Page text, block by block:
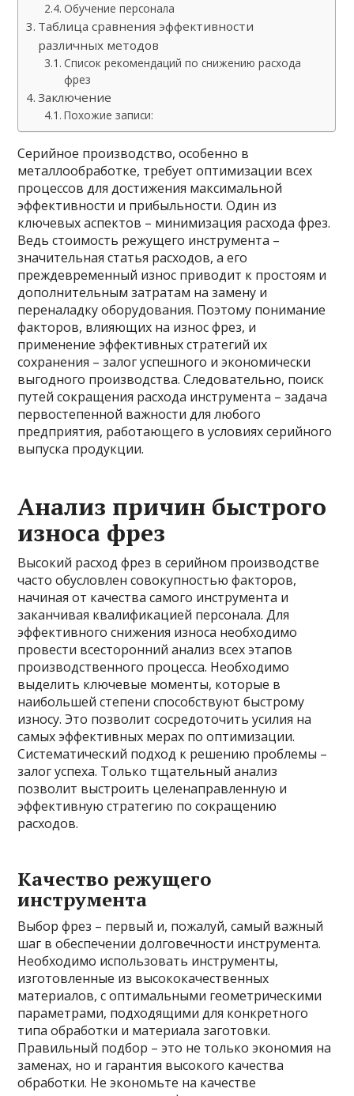
Обучение персонала
Таблица сравнения эффективности
различных методов
Список рекомендаций по снижению расхода
фрез
Заключение
Похожие записи:
Серийное производство, особенно в
металлообработке, требует оптимизации всех
процессов для достижения максимальной
эффективности и прибыльности. Один из
ключевых аспектов – минимизация расхода фрез.
Ведь стоимость режущего инструмента –
значительная статья расходов, а его
преждевременный износ приводит к простоям и
дополнительным затратам на замену и
переналадку оборудования. Поэтому понимание
факторов, влияющих на износ фрез, и
применение эффективных стратегий их
сохранения – залог успешного и экономически
выгодного производства. Следовательно, поиск
путей сокращения расхода инструмента – задача
первостепенной важности для любого
предприятия, работающего в условиях серийного
выпуска продукции.
Анализ причин быстрого
износа фрез
Высокий расход фрез в серийном производстве
часто обусловлен совокупностью факторов,
начиная от качества самого инструмента и
заканчивая квалификацией персонала. Для
эффективного снижения износа необходимо
провести всесторонний анализ всех этапов
производственного процесса. Необходимо
выделить ключевые моменты, которые в
наибольшей степени способствуют быстрому
износу. Это позволит сосредоточить усилия на
самых эффективных мерах по оптимизации.
Систематический подход к решению проблемы –
залог успеха. Только тщательный анализ
позволит выстроить целенаправленную и
эффективную стратегию по сокращению
расходов.
Качество режущего
инструмента
Выбор фрез – первый и, пожалуй, самый важный
шаг в обеспечении долговечности инструмента.
Необходимо использовать инструменты,
изготовленные из высококачественных
материалов, с оптимальными геометрическими
параметрами, подходящими для конкретного
типа обработки и материала заготовки.
Правильный подбор – это не только экономия на
заменах, но и гарантия высокого качества
обработки. Не экономьте на качестве